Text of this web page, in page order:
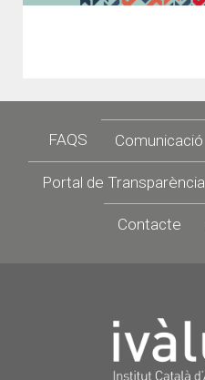
Footer
FAQS Comunicació
Portal de Transparència
Contacte